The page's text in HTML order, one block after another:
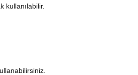
kullanılabilir.